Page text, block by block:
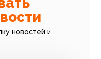
новостей и